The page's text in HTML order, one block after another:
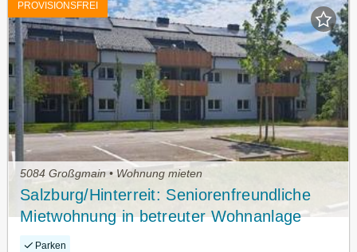
PROVISIONSFREI
5084 Großgmain • Wohnung mieten
Salzburg/Hinterreit: Seniorenfreundliche
Mietwohnung in betreuter Wohnanlage
Haus A, Top 29 mit ca. 51,60m² WNFL.
Parken